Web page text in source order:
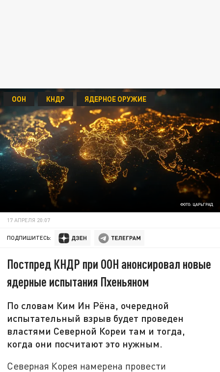
ФОТО: ЦАРЬГРАД
ООН КНДР ЯДЕРНОЕ ОРУЖИЕ
17 АПРЕЛЯ 20:07
ПОДПИШИТЕСЬ:
Постпред КНДР при ООН анонсировал новые
ядерные испытания Пхеньяном
По словам Ким Ин Рёна, очередной
испытательный взрыв будет проведен
властями Северной Кореи там и тогда,
когда они посчитают это нужным.
Северная Корея намерена провести